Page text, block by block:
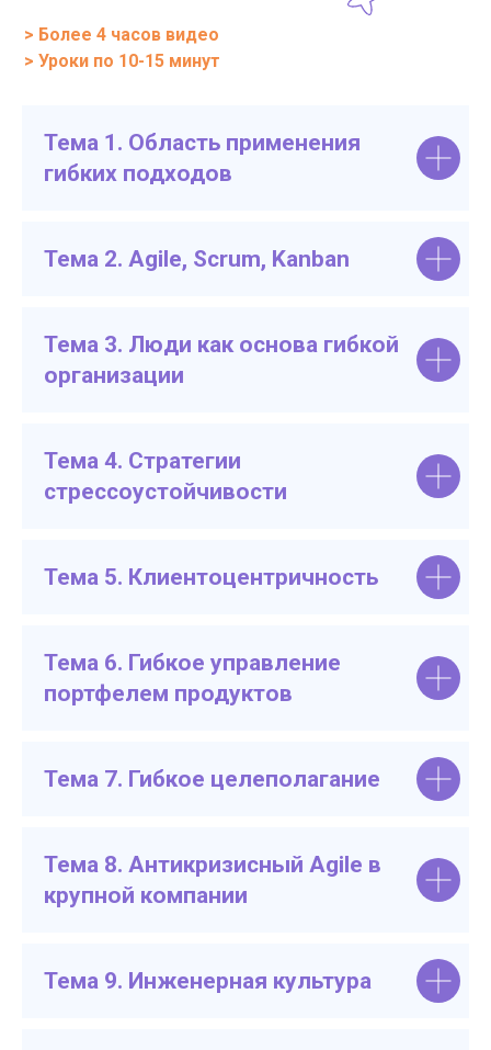
> Более 4 часов видео
> Уроки по 10-15 минут
Тема 1. Область применения
гибких подходов
Тема 2. Agile, Scrum, Kanban
Тема 3. Люди как основа гибкой
организации
Тема 4. Стратегии
стрессоустойчивости
Тема 5. Клиентоцентричность
Тема 6. Гибкое управление
портфелем продуктов
Тема 7. Гибкое целеполагание
Тема 8. Антикризисный Agile в
крупной компании
Тема 9. Инженерная культура